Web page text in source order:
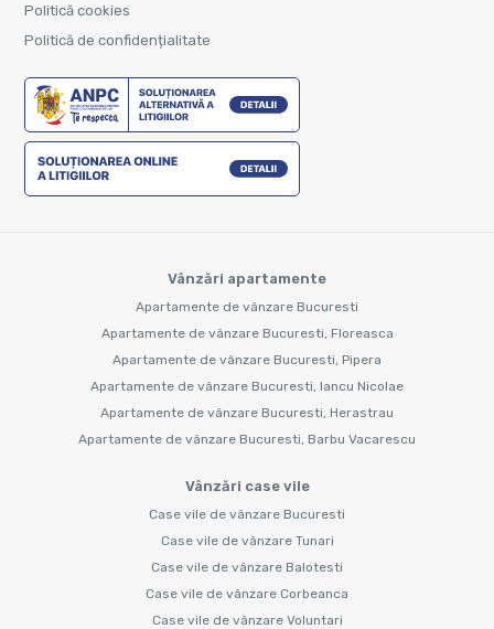
Politică cookies
Politică de confidențialitate
Vânzări apartamente
Apartamente de vânzare Bucuresti
Apartamente de vânzare Bucuresti, Floreasca
Apartamente de vânzare Bucuresti, Pipera
Apartamente de vânzare Bucuresti, Iancu Nicolae
Apartamente de vânzare Bucuresti, Herastrau
Apartamente de vânzare Bucuresti, Barbu Vacarescu
Vânzări case vile
Case vile de vânzare Bucuresti
Case vile de vânzare Tunari
Case vile de vânzare Balotesti
Case vile de vânzare Corbeanca
Case vile de vânzare Voluntari